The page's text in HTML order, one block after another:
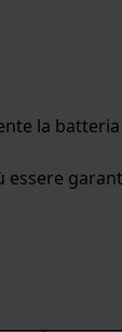
la
essere